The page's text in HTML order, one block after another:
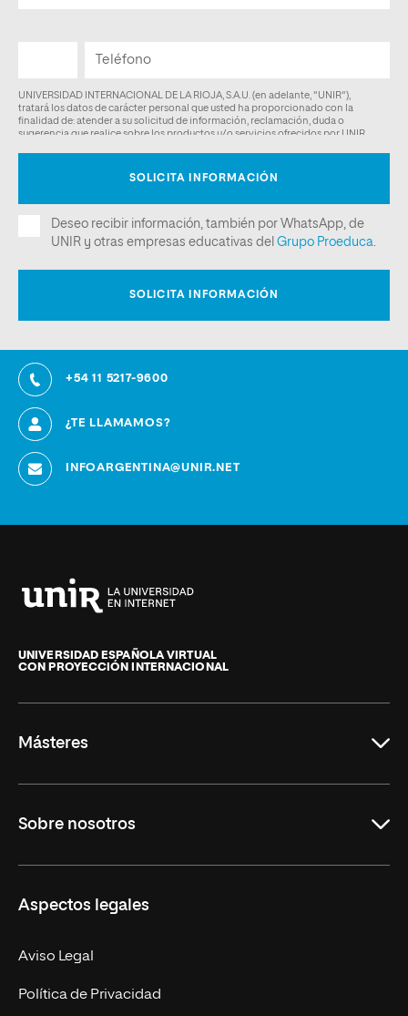
+54 11 5217-9600
¿TE LLAMAMOS?
INFOARGENTINA@UNIR.NET
de
La
UNIVERSIDAD ESPAÑOLA VIRTUAL
CON PROYECCIÓN INTERNACIONAL
Másteres
Derecho
Empresa
MBA
Marketing y Comunicación
Sobre nosotros
Nuestro Equipo
Contacto
Aspectos legales
Aviso Legal
Política de Privacidad